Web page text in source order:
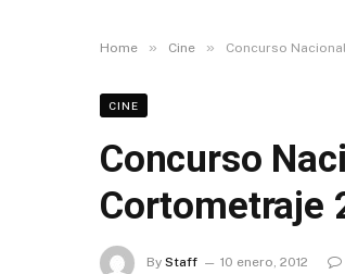
Home » Cine » Concurso
CINE
Concurso
Cortometraje
By Staff 10 enero, 2012